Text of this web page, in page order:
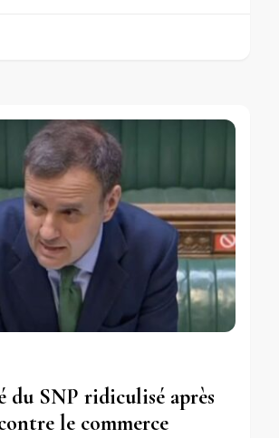
du SNP ridiculisé après
le commerce